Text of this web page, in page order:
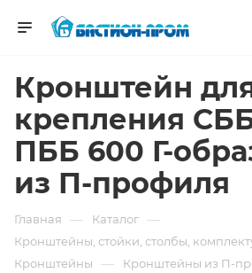
Кронштейн
крепления
ПББ 600 Г-
из П-профиля
Главная — Каталог —
Кронштейны, стойки, столбы,
Кронштейны — Кронштейны из П-